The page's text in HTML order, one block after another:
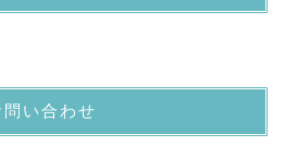
問い合わせ